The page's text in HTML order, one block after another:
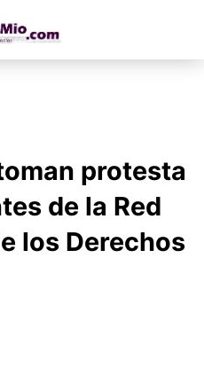
protesta
de la Red
los Derechos